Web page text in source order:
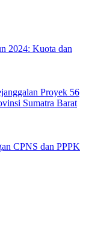
2024: Kuota dan
Proyek 56
Sumatra Barat
CPNS dan PPPK